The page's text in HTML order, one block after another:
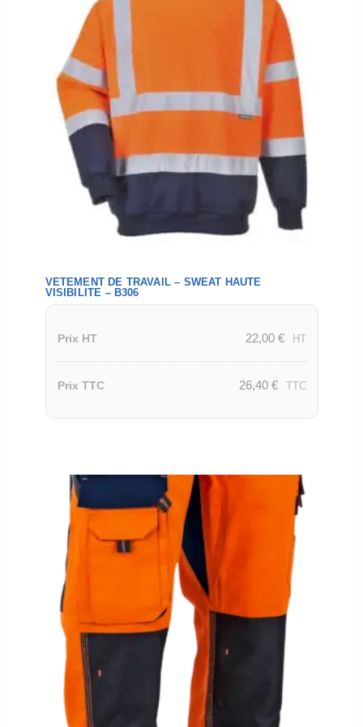
VETEMENT DE TRAVAIL – SWEAT HAUTE
VISIBILITE – B306
Prix HT 22,00 € HT
Prix TTC 26,40 € TTC